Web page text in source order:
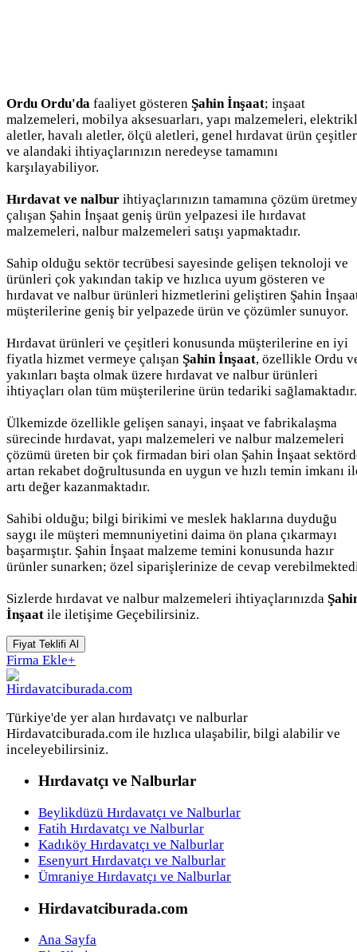
Ordu Ordu'da faaliyet gösteren Şahin İnşaat; inşaat
malzemeleri, mobilya aksesuarları, yapı malzemeleri,
aletler, havalı aletler, ölçü aletleri, genel hırdavat ürün
ve alandaki ihtiyaçlarınızın neredeyse tamamını
karşılayabiliyor.
Hırdavat ve nalbur ihtiyaçlarınızın tamamına çözüm
çalışan Şahin İnşaat geniş ürün yelpazesi ile hırdavat
malzemeleri, nalbur malzemeleri satışı yapmaktadır.
Sahip olduğu sektör tecrübesi sayesinde gelişen teknoloji ve
ürünleri çok yakından takip ve hızlıca uyum gösteren ve
hırdavat ve nalbur ürünleri hizmetlerini geliştiren Şahin
müşterilerine geniş bir yelpazede ürün ve çözümler sunuyor.
Hırdavat ürünleri ve çeşitleri konusunda müşterilerine en iyi
fiyatla hizmet vermeye çalışan Şahin İnşaat, özellikle Ordu
yakınları başta olmak üzere hırdavat ve nalbur ürünleri
ihtiyaçları olan tüm müşterilerine ürün tedariki sağlamaktadır.
Ülkemizde özellikle gelişen sanayi, inşaat ve fabrikalaşma
sürecinde hırdavat, yapı malzemeleri ve nalbur malzemeleri
çözümü üreten bir çok firmadan biri olan Şahin İnşaat
artan rekabet doğrultusunda en uygun ve hızlı temin imkanı
artı değer kazanmaktadır.
Sahibi olduğu; bilgi birikimi ve meslek haklarına duyduğu
saygı ile müşteri memnuniyetini daima ön plana çıkarmayı
başarmıştır. Şahin İnşaat malzeme temini konusunda hazır
ürünler sunarken; özel siparişlerinize de cevap
Sizlerde hırdavat ve nalbur malzemeleri ihtiyaçlarınızda
İnşaat ile iletişime Geçebilirsiniz.
Fiyat Teklifi Al
Firma Ekle+
Türkiye'de yer alan hırdavatçı ve nalburlar
Hirdavatciburada.com ile hızlıca ulaşabilir, bilgi alabilir ve
inceleyebilirsiniz.
Hırdavatçı ve Nalburlar
Beylikdüzü Hırdavatçı ve Nalburlar
Fatih Hırdavatçı ve Nalburlar
Kadıköy Hırdavatçı ve Nalburlar
Esenyurt Hırdavatçı ve Nalburlar
Ümraniye Hırdavatçı ve Nalburlar
Hirdavatciburada.com
Ana Sayfa